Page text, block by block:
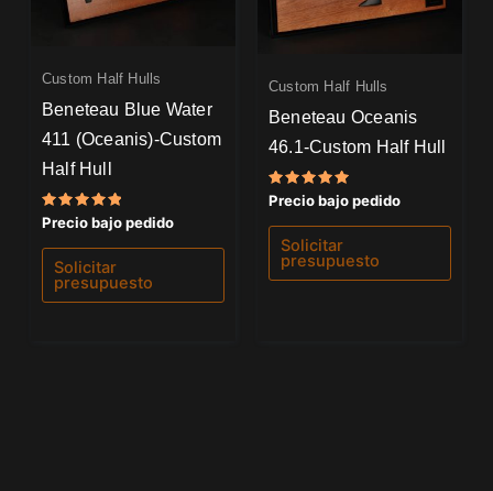
Custom Half Hulls
Beneteau Blue Water
411 (Oceanis)-Custom
Half Hull
Valorado
5.00
de 5
Precio bajo pedido
Solicitar
presupuesto
Custom Half Hulls
Beneteau Oceanis
46.1-Custom Half Hull
Valorado
con
5.00
de 5
Precio bajo pedido
Solicitar
presupuesto